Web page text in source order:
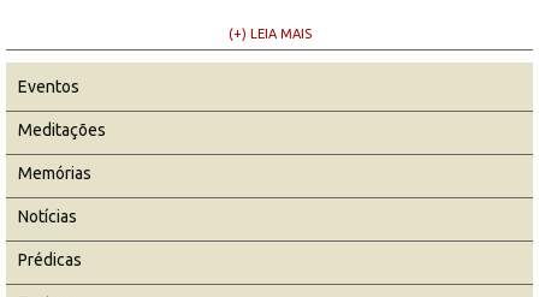
(+) LEIA MAIS
Eventos
Meditações
Memórias
Notícias
Prédicas